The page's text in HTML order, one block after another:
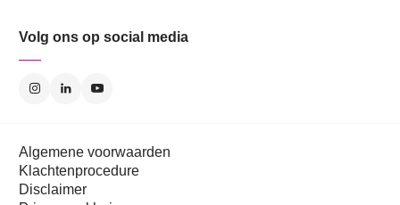
Volg ons op social media
Algemene voorwaarden
Klachtenprocedure
Disclaimer